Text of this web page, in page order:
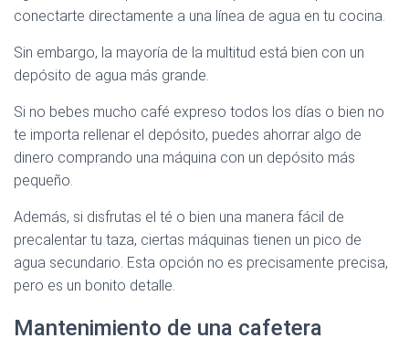
conectarte directamente a una línea de agua en tu cocina.
Sin embargo, la mayoría de la multitud está bien con un
depósito de agua más grande.
Si no bebes mucho café expreso todos los días o bien no
te importa rellenar el depósito, puedes ahorrar algo de
dinero comprando una máquina con un depósito más
pequeño.
Además, si disfrutas el té o bien una manera fácil de
precalentar tu taza, ciertas máquinas tienen un pico de
agua secundario. Esta opción no es precisamente precisa,
pero es un bonito detalle.
Mantenimiento de una cafetera